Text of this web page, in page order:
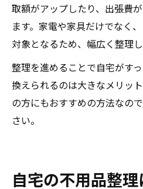
取額がアップしたり、出張費
ます。家電や家具だけでなく
対象となるため、幅広く整理し
整理を進めることで自宅がす
換えられるのは大きなメリッ
の方にもおすすめの方法なの
さい。
自宅の不用品整